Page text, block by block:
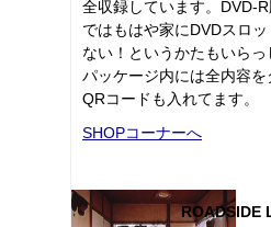
全収録しています。DVD-
ではもはや家にDVDスロ
ない！というかたもいらっ
パッケージ内には全内容
QRコードも入れてます。
SHOPコーナーへ
ROADSIDE